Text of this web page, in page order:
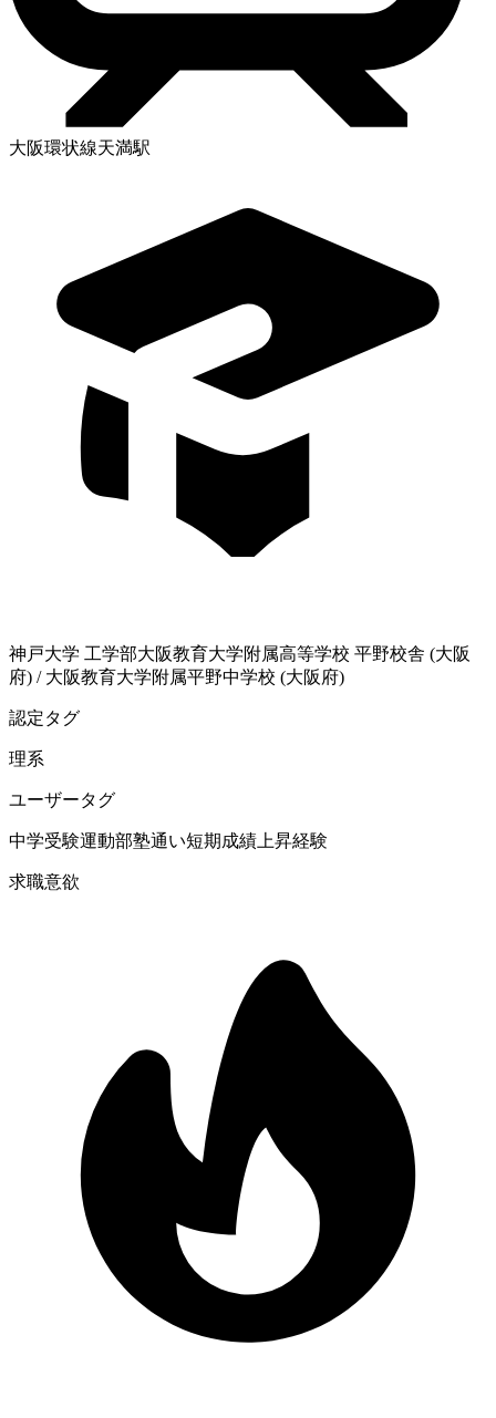
大阪環状線天満駅
神戸大学 工学部大阪教育大学附属高等学校 平野校舎 (大阪
府) / 大阪教育大学附属平野中学校 (大阪府)
認定タグ
理系
ユーザータグ
中学受験運動部塾通い短期成績上昇経験
求職意欲